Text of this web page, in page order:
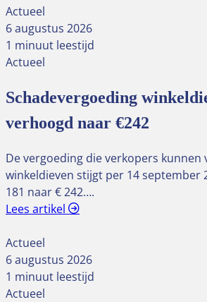
Actueel
6 augustus 2026
1 minuut leestijd
Actueel
Schadevergoeding
verhoogd naar €242
De vergoeding die verkopers kunnen
winkeldieven stijgt per 14 september
181 naar € 242….
Lees artikel
Actueel
6 augustus 2026
1 minuut leestijd
Actueel